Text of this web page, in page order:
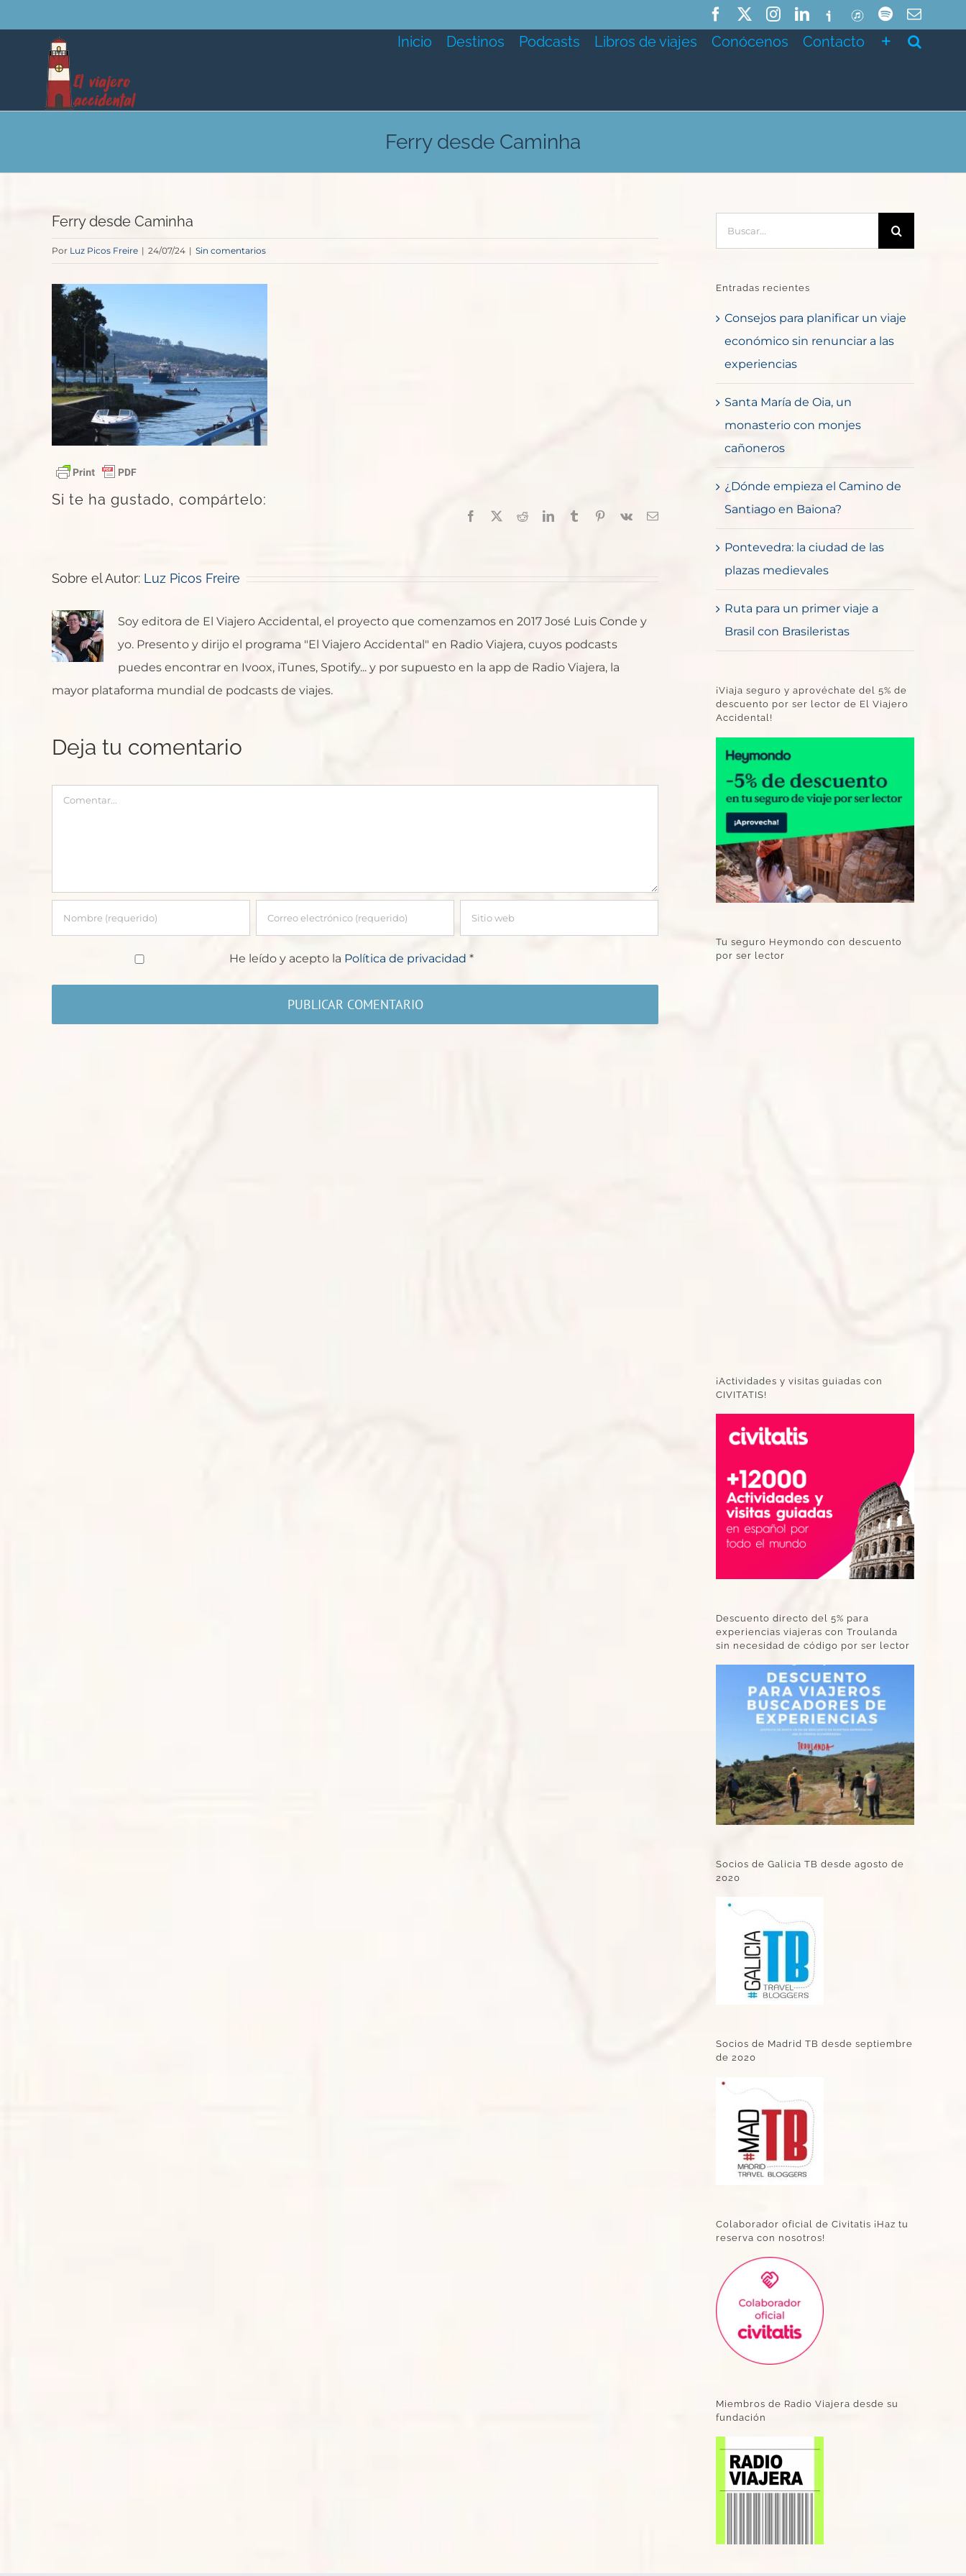
al
contenido
FacebookInstagramLinkedIn
IvooxITunesSpotifyCorreo
Inicio Destinos Podcasts Libros de viajes Conócenos Contacto
Ferry desde Caminha
Ferry desde Caminha
Por Luz Picos Freire | 24/07/24 | Sin comentarios
Si te ha gustado, compártelo:
Facebook RedditLinkedInTumblr Pinterest
Vk
Correo
Sobre el Autor: Luz Picos Freire
Soy editora de El Viajero Accidental, el proyecto que comenzamos en 2017 José Luis Conde y
yo. Presento y dirijo el programa "El Viajero Accidental" en Radio Viajera, cuyos podcasts
puedes encontrar en Ivoox, iTunes, Spotify... y por supuesto en la app de Radio Viajera, la
mayor plataforma mundial de podcasts de viajes.
Deja tu comentario
Comentar
He leído y acepto la Política de privacidad*
Entradas recientes
Consejos para planificar un viaje
económico sin renunciar a las
experiencias
Santa María de Oia, un
monasterio con monjes
cañoneros
¿Dónde empieza el Camino de
Santiago en Baiona?
Pontevedra: la ciudad de las
plazas medievales
Ruta para un primer viaje a
Brasil con Brasileristas
¡Viaja seguro y aprovéchate del 5% de
descuento por ser lector de El Viajero
Accidental!
Tu seguro Heymondo con descuento
por ser lector
¡Actividades y visitas guiadas con
CIVITATIS!
Descuento directo del 5% para
experiencias viajeras con Troulanda
sin necesidad de código por ser lector
Socios de Galicia TB desde agosto de
2020
Socios de Madrid TB desde septiembre
de 2020
Colaborador oficial de Civitatis ¡Haz tu
reserva con nosotros!
Miembros de Radio Viajera desde su
fundación